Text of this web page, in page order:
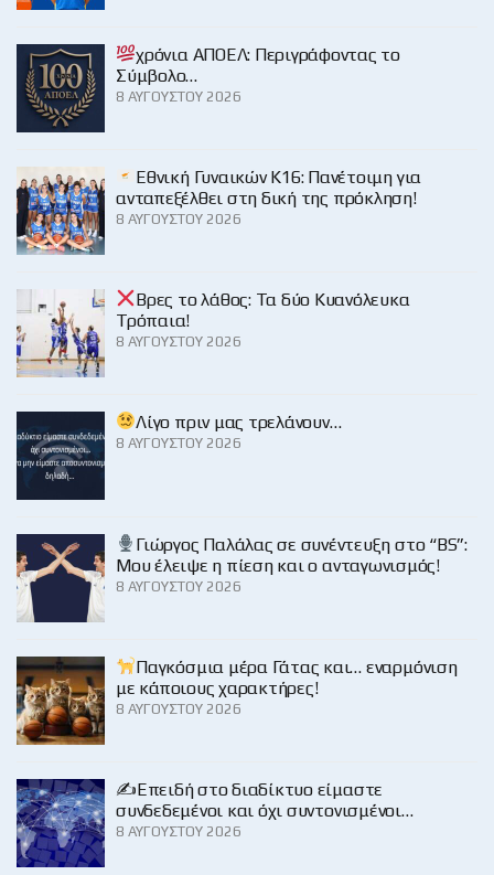
χρόνια ΑΠΟΕΛ: Περιγράφοντας το
Σύμβολο…
8 ΑΥΓΟΎΣΤΟΥ 2026
Εθνική Γυναικών Κ16: Πανέτοιμη για
ανταπεξέλθει στη δική της πρόκληση!
8 ΑΥΓΟΎΣΤΟΥ 2026
Βρες το λάθος: Τα δύο Κυανόλευκα
Τρόπαια!
8 ΑΥΓΟΎΣΤΟΥ 2026
Λίγο πριν μας τρελάνουν…
8 ΑΥΓΟΎΣΤΟΥ 2026
Γιώργος Παλάλας σε συνέντευξη στο “BS”:
Μου έλειψε η πίεση και ο ανταγωνισμός!
8 ΑΥΓΟΎΣΤΟΥ 2026
Παγκόσμια μέρα Γάτας και… εναρμόνιση
με κάποιους χαρακτήρες!
8 ΑΥΓΟΎΣΤΟΥ 2026
✍️Επειδή στο διαδίκτυο είμαστε
συνδεδεμένοι και όχι συντονισμένοι…
8 ΑΥΓΟΎΣΤΟΥ 2026